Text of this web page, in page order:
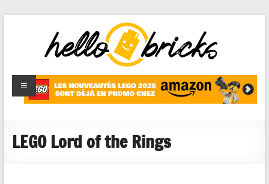
HelloBricks
Blog LEGO,
nouveaut�s
reviews
LEGO Lord of the Rings